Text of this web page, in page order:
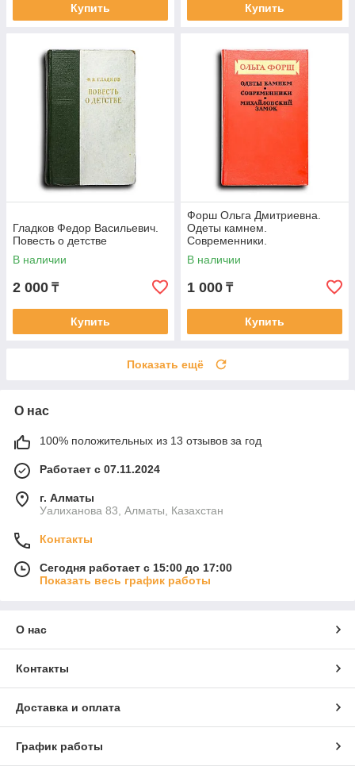
Купить Купить
Гладков Федор Васильевич.
Повесть о детстве
В наличии
2 000 ₸
Купить
Форш Ольга Дмитриевна.
Одеты камнем.
Современники.
Михайловский замок
В наличии
1 000 ₸
Купить
Показать ещё
О нас
100% положительных из 13 отзывов за год
Работает с 07.11.2024
г. Алматы
Уалиханова 83, Алматы, Казахстан
Контакты
Сегодня работает с 15:00 до 17:00
Показать весь график работы
О нас
Контакты
Доставка и оплата
График работы